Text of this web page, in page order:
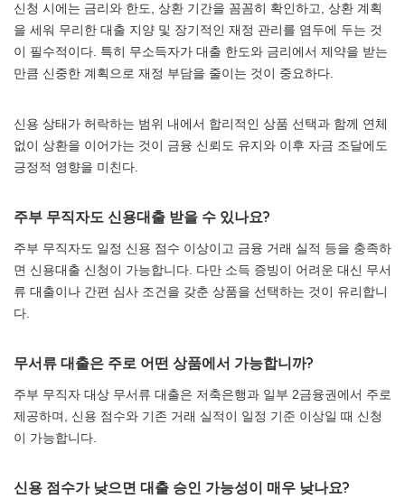
신청 시에는 금리와 한도, 상환 기간을 꼼꼼히 확인하고, 상환 계획
을 세워 무리한 대출 지양 및 장기적인 재정 관리를 염두에 두는 것
이 필수적이다. 특히 무소득자가 대출 한도와 금리에서 제약을 받는
만큼 신중한 계획으로 재정 부담을 줄이는 것이 중요하다.
신용 상태가 허락하는 범위 내에서 합리적인 상품 선택과 함께 연체
없이 상환을 이어가는 것이 금융 신뢰도 유지와 이후 자금 조달에도
긍정적 영향을 미친다.
주부 무직자도 신용대출 받을 수 있나요?
주부 무직자도 일정 신용 점수 이상이고 금융 거래 실적 등을 충족하
면 신용대출 신청이 가능합니다. 다만 소득 증빙이 어려운 대신 무서
류 대출이나 간편 심사 조건을 갖춘 상품을 선택하는 것이 유리합니
다.
무서류 대출은 주로 어떤 상품에서 가능합니까?
주부 무직자 대상 무서류 대출은 저축은행과 일부 2금융권에서 주로
제공하며, 신용 점수와 기존 거래 실적이 일정 기준 이상일 때 신청
이 가능합니다.
신용 점수가 낮으면 대출 승인 가능성이 매우 낮나요?